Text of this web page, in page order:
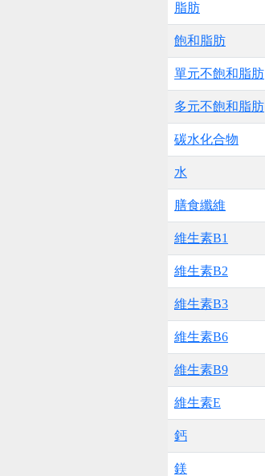
脂肪
飽和脂肪
單元不飽和脂肪
多元不飽和脂肪
碳水化合物
水
膳食纖維
維生素B1
維生素B2
維生素B3
維生素B6
維生素B9
維生素E
鈣
鎂